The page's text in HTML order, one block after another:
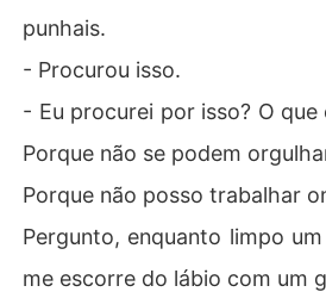
punhais.
- Procurou isso.
- Eu procurei por isso? O que
Porque não se podem
Porque não posso trabalhar
Pergunto, enquanto limpo
me escorre do lábio com um